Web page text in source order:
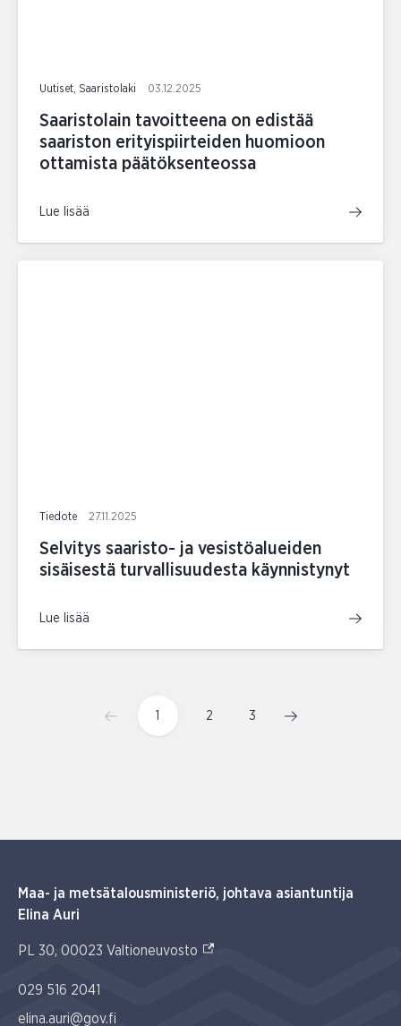
Uutiset, Saaristolaki 03.12.2025
Saaristolain tavoitteena on edistää
saariston erityispiirteiden huomioon
ottamista päätöksenteossa
Lue lisää
Tiedote 27.11.2025
Selvitys saaristo- ja vesistöalueiden
sisäisestä turvallisuudesta käynnistynyt
Lue lisää
1 2 3
Maa- ja metsätalousministeriö, johtava asiantuntija
Elina Auri
PL 30, 00023 Valtioneuvosto (Ulkoinen linkki)
029 516 2041
elina.auri@gov.fi